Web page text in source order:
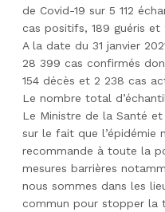
de Covid-19 sur 5 112
cas positifs, 189 guéris et
A la date du 31 janvier
28 399 cas confirmés
154 décès et 2 238 cas
Le nombre total
Le Ministre de la Santé et
sur le fait que l’épidémie
recommande à toute la
mesures barrières
nous sommes dans les
commun pour stopper la